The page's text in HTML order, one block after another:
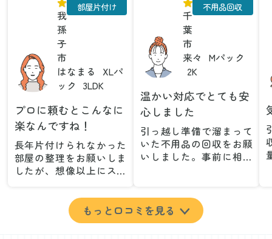
我
孫
子
市
はなまる
XLパ
ック
3LDK
部屋片付け
プロに頼むとこんなに
楽なんですね！
長年片付けられなかった
部屋の整理をお願いしま
したが、想像以上にスム
が集めた物や古い家具が
多く、自分たちだけでは
どうにもならない状態で
千
葉
市
来々
Mパック
2K
不用品回収
温かい対応でとても安
心しました
引っ越し準備で溜まって
いた不用品の回収をお願
いしました。事前に相談
とができました。特に、
古い家具や壊れた家電な
ど、処分が難しいものが
もっと口コミを見る